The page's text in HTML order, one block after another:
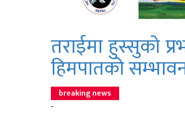
तराईमा हुस्सुको
हिमपातको
breaking news
-